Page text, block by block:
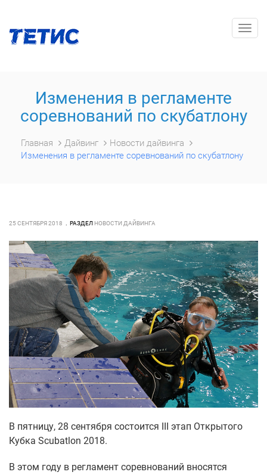
Изменения в регламенте
соревнований по скубатлону
Главная Дайвинг
Новости дайвинга
Изменения в регламенте соревнований по скубатлону
25 СЕНТЯБРЯ 2018 РАЗДЕЛ НОВОСТИ ДАЙВИНГА
В пятницу, 28 сентября состоится III этап Открытого
Кубка Scubatlon 2018.
В этом году в регламент соревнований вносятся